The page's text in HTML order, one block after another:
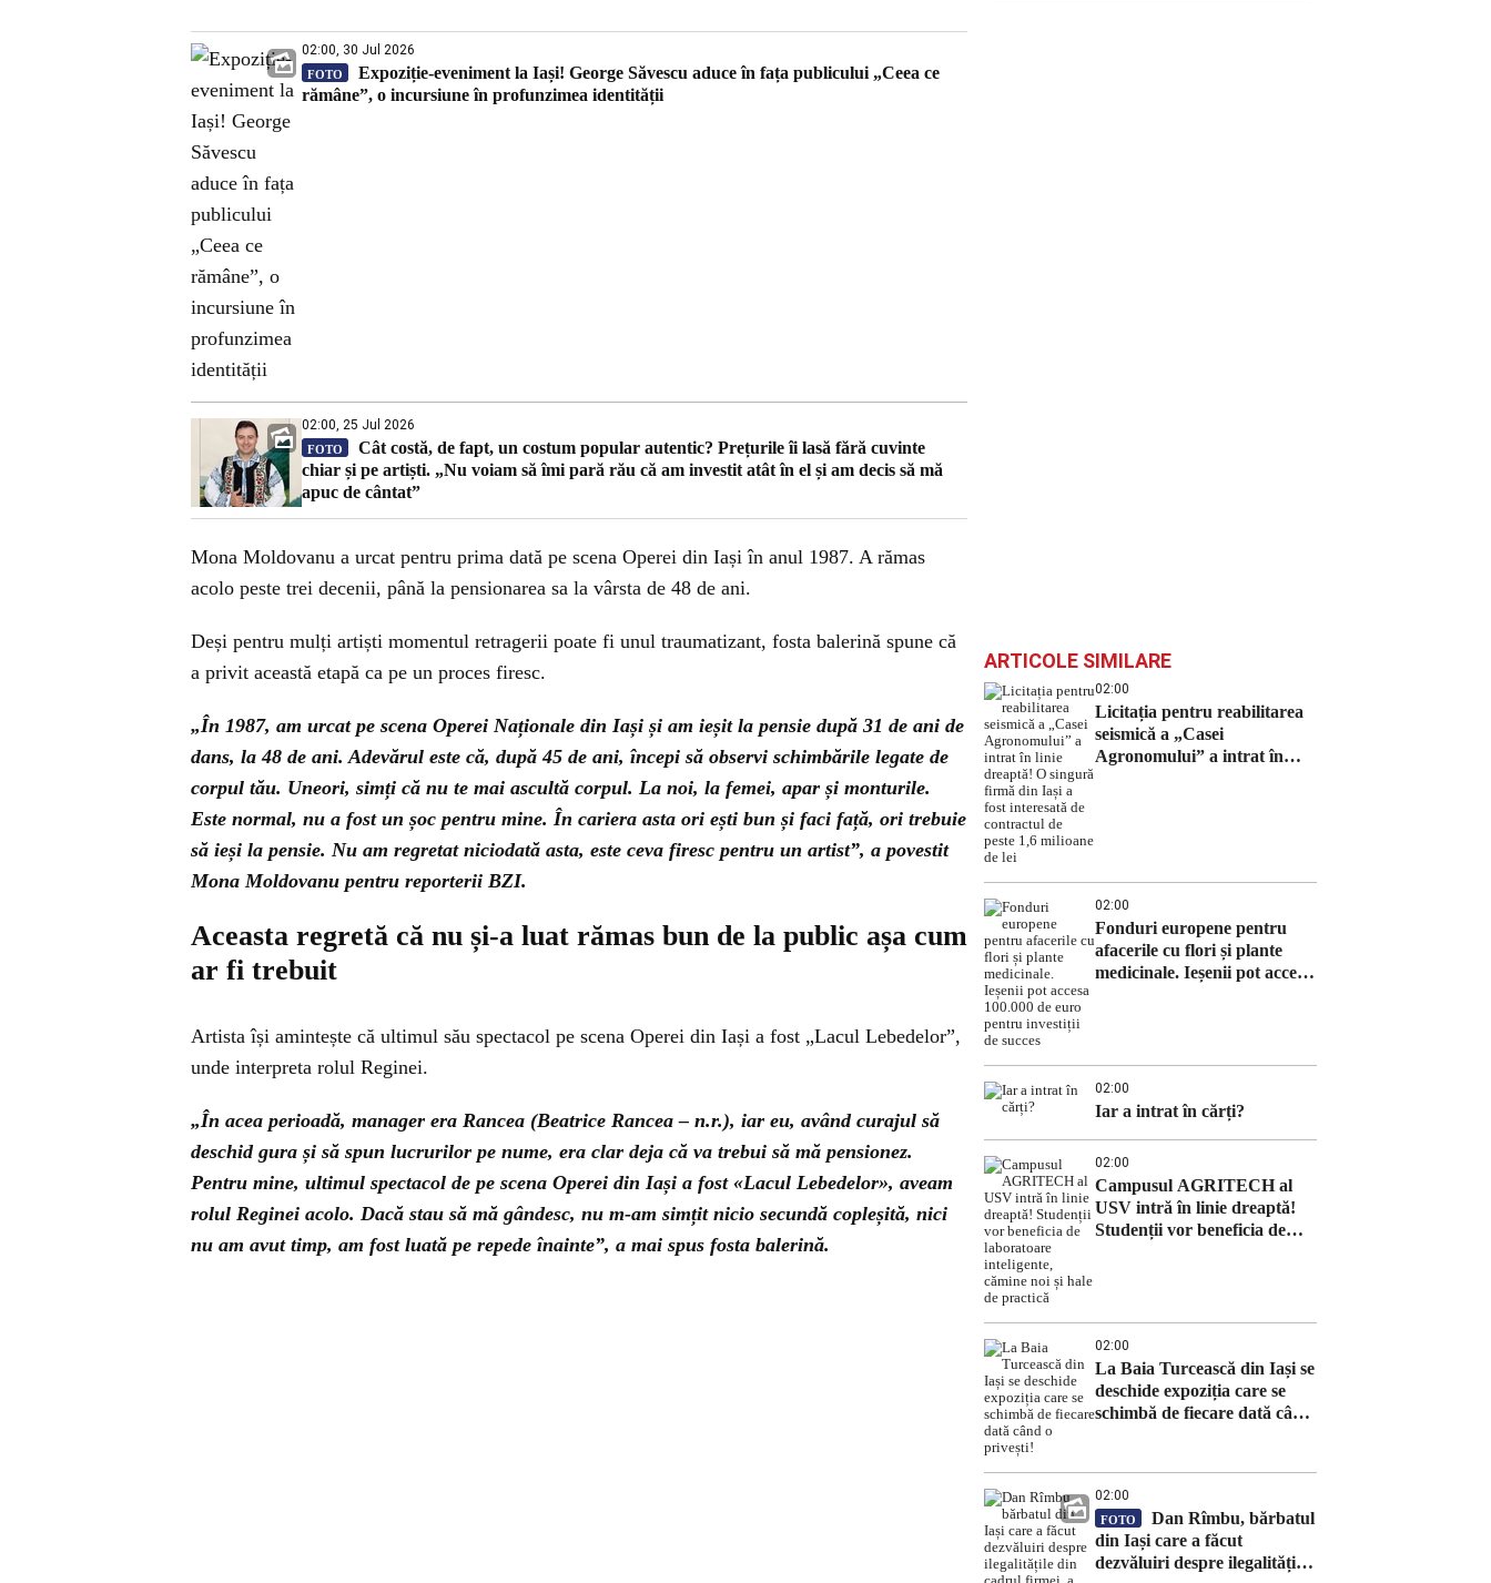
02:00, 30 Jul 2026
FOTO
Expoziție-eveniment la Iași! George Săvescu aduce în fața publicului „Ceea ce
rămâne”, o incursiune în profunzimea identității
02:00, 25 Jul 2026
FOTO
Cât costă, de fapt, un costum popular autentic? Prețurile îi lasă fără cuvinte
chiar și pe artiști. „Nu voiam să îmi pară rău că am investit atât în el și am decis să mă
apuc de cântat”
Mona Moldovanu a urcat pentru prima dată pe scena Operei din Iași în anul 1987. A rămas
acolo peste trei decenii, până la pensionarea sa la vârsta de 48 de ani.
Deși pentru mulți artiști momentul retragerii poate fi unul traumatizant, fosta balerină spune că
a privit această etapă ca pe un proces firesc.
„În 1987, am urcat pe scena Operei Naționale din Iași și am ieșit la pensie după 31 de ani de
dans, la 48 de ani. Adevărul este că, după 45 de ani, începi să observi schimbările legate de
corpul tău. Uneori, simți că nu te mai ascultă corpul. La noi, la femei, apar și monturile.
Este normal, nu a fost un șoc pentru mine. În cariera asta ori ești bun și faci față, ori trebuie
să ieși la pensie. Nu am regretat niciodată asta, este ceva firesc pentru un artist”, a povestit
Mona Moldovanu pentru reporterii BZI.
Aceasta regretă că nu și-a luat rămas bun de la public așa cum
ar fi trebuit
Artista își amintește că ultimul său spectacol pe scena Operei din Iași a fost „Lacul Lebedelor”,
unde interpreta rolul Reginei.
„În acea perioadă, manager era Rancea (Beatrice Rancea – n.r.), iar eu, având curajul să
deschid gura și să spun lucrurilor pe nume, era clar deja că va trebui să mă pensionez.
Pentru mine, ultimul spectacol de pe scena Operei din Iași a fost «Lacul Lebedelor», aveam
rolul Reginei acolo. Dacă stau să mă gândesc, nu m-am simțit nicio secundă copleșită, nici
nu am avut timp, am fost luată pe repede înainte”, a mai spus fosta balerină.
ARTICOLE SIMILARE
02:00
Licitația pentru reabilitarea
seismică a „Casei
Agronomului” a intrat în
02:00
Fonduri europene pentru
afacerile cu flori și plante
medicinale. Ieșenii pot accesa
02:00
Iar a intrat în cărți?
02:00
Campusul AGRITECH al
USV intră în linie dreaptă!
Studenții vor beneficia de
02:00
La Baia Turcească din Iași se
deschide expoziția care se
schimbă de fiecare dată când
02:00
FOTO
Dan Rîmbu, bărbatul
din Iași care a făcut
dezvăluiri despre ilegalitățile